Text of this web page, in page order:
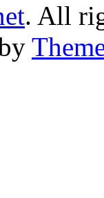
. All